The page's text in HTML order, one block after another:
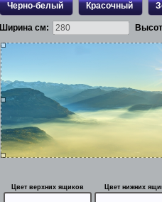
Черно-белый Красочный
Ширина см:
Цвет верхних ящиков Цвет нижних